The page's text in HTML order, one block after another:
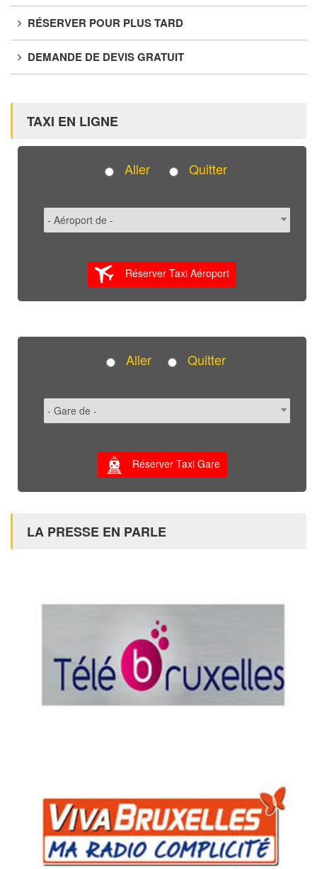
RÉSERVER POUR PLUS TARD
DEMANDE DE DEVIS GRATUIT
TAXI EN LIGNE
Aller Quitter
Réserver Taxi Aéroport
Aller Quitter
Réserver Taxi Gare
LA PRESSE EN PARLE